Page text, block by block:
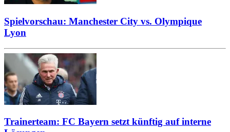
Spielvorschau: Manchester City vs. Olympique
Lyon
Trainerteam: FC Bayern setzt künftig auf interne